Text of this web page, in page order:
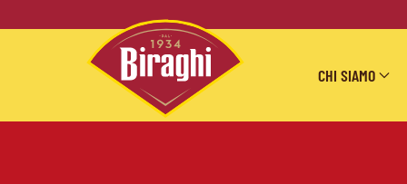
Skip to main content
CHI SIAMO